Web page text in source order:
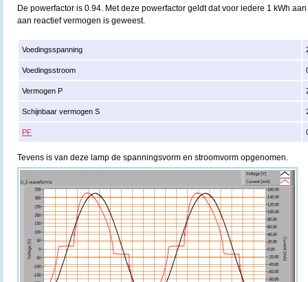
De powerfactor is 0.94. Met deze powerfactor geldt dat voor iedere 1 kWh
aan reactief vermogen is geweest.
Voedingsspanning
Voedingsstroom
Vermogen P
Schijnbaar vermogen S
PF
Tevens is van deze lamp de spanningsvorm en stroomvorm opgenomen.